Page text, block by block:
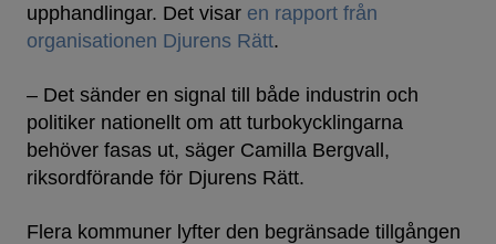
upphandlingar. Det visar en rapport från
organisationen Djurens Rätt.
– Det sänder en signal till både industrin och
politiker nationellt om att turbokycklingarna
behöver fasas ut, säger Camilla Bergvall,
riksordförande för Djurens Rätt.
Flera kommuner lyfter den begränsade tillgången